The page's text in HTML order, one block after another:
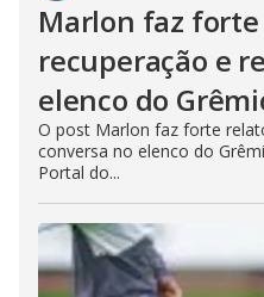
Marlon faz
recuperação e
elenco do
O post Marlon faz forte
conversa no elenco do
Portal do...